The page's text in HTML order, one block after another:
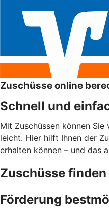
Zuschüsse online
Schnell und
Mit Zuschüssen können
leicht. Hier hilft Ihnen der
erhalten können – und das
Zuschüsse
Förderung